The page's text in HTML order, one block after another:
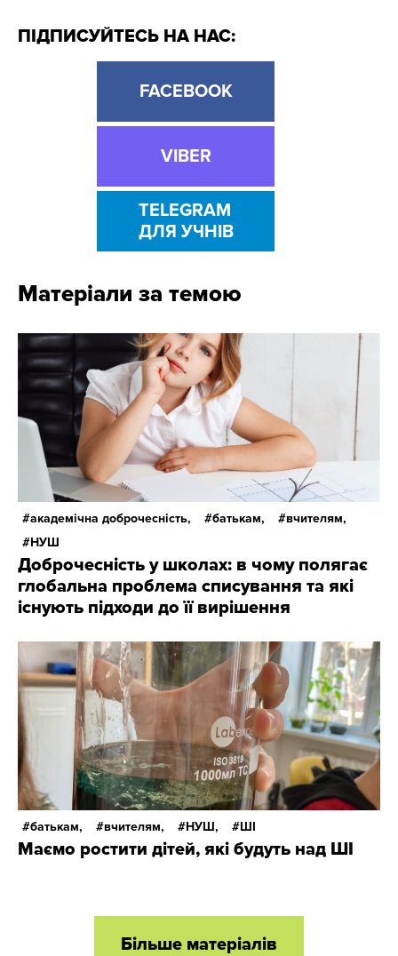
ПІДПИСУЙТЕСЬ НА НАС:
FACEBOOK
VIBER
TELEGRAM
ДЛЯ УЧНІВ
Матеріали за темою
академічна доброчесність, батькам,
вчителям,
НУШ
Доброчесність у школах: в чому полягає
глобальна проблема списування та які
існують підходи до її вирішення
батькам, вчителям, НУШ, ШІ
Маємо ростити дітей, які будуть над ШІ
Більше матеріалів